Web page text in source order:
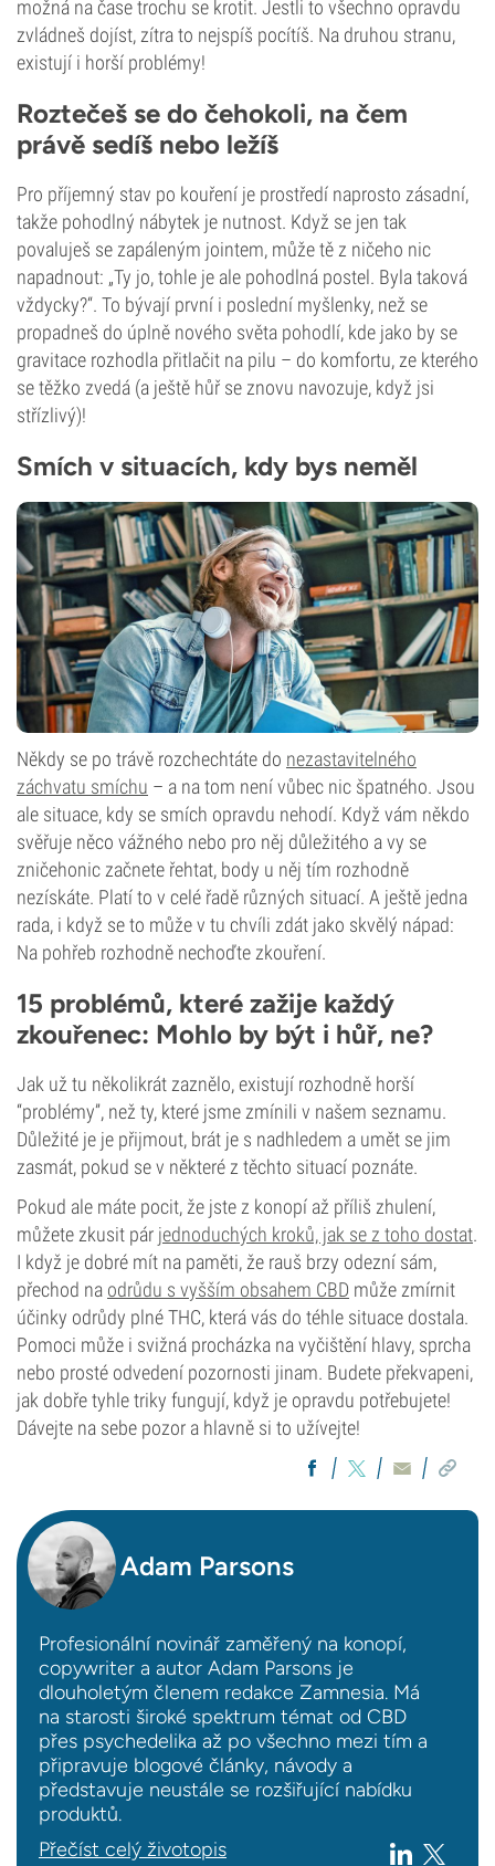
možná na čase trochu se krotit. Jestli to všechno opravdu
zvládneš dojíst, zítra to nejspíš pocítíš. Na druhou stranu,
existují i horší problémy!
Roztečeš se do čehokoli, na čem
právě sedíš nebo ležíš
Pro příjemný stav po kouření je prostředí naprosto zásadní,
takže pohodlný nábytek je nutnost. Když se jen tak
povaluješ se zapáleným jointem, může tě z ničeho nic
napadnout: „Ty jo, tohle je ale pohodlná postel. Byla taková
vždycky?“. To bývají první i poslední myšlenky, než se
propadneš do úplně nového světa pohodlí, kde jako by se
gravitace rozhodla přitlačit na pilu – do komfortu, ze kterého
se těžko zvedá (a ještě hůř se znovu navozuje, když jsi
střízlivý)!
Smích v situacích, kdy bys neměl
Někdy se po trávě rozchechtáte do nezastavitelného
záchvatu smíchu – a na tom není vůbec nic špatného. Jsou
ale situace, kdy se smích opravdu nehodí. Když vám někdo
svěřuje něco vážného nebo pro něj důležitého a vy se
zničehonic začnete řehtat, body u něj tím rozhodně
nezískáte. Platí to v celé řadě různých situací. A ještě jedna
rada, i když se to může v tu chvíli zdát jako skvělý nápad:
Na pohřeb rozhodně nechoďte zkouření.
15 problémů, které zažije každý
zkouřenec: Mohlo by být i hůř, ne?
Jak už tu několikrát zaznělo, existují rozhodně horší
“problémy”, než ty, které jsme zmínili v našem seznamu.
Důležité je je přijmout, brát je s nadhledem a umět se jim
zasmát, pokud se v některé z těchto situací poznáte.
Pokud ale máte pocit, že jste z konopí až příliš zhulení,
můžete zkusit pár jednoduchých kroků, jak se z toho dostat.
I když je dobré mít na paměti, že rauš brzy odezní sám,
přechod na odrůdu s vyšším obsahem CBD může zmírnit
účinky odrůdy plné THC, která vás do téhle situace dostala.
Pomoci může i svižná procházka na vyčištění hlavy, sprcha
nebo prosté odvedení pozornosti jinam. Budete překvapeni,
jak dobře tyhle triky fungují, když je opravdu potřebujete!
Dávejte na sebe pozor a hlavně si to užívejte!
Adam Parsons
Profesionální novinář zaměřený na konopí,
copywriter a autor Adam Parsons je
dlouholetým členem redakce Zamnesia. Má
na starosti široké spektrum témat od CBD
přes psychedelika až po všechno mezi tím a
připravuje blogové články, návody a
představuje neustále se rozšiřující nabídku
produktů.
Přečíst celý životopis